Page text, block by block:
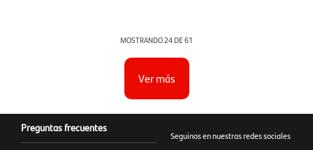
MOSTRANDO24DE61
Ver más
Preguntas frecuentes
Seguinos en nuestras redes sociales